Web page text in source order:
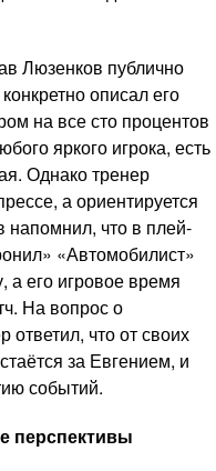
Люзенков публично
описал его
на все сто процентов
яркого игрока, есть
Однако тренер
а ориентируется
напомнил, что в плей-
«Автомобилист»
его игровое время
На вопрос о
ответил, что от своих
за Евгением, и
событий.
перспективы